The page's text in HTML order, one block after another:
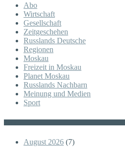
Abo
Wirtschaft
Gesellschaft
Zeitgeschehen
Russlands Deutsche
Regionen
Moskau
Freizeit in Moskau
Planet Moskau
Russlands Nachbarn
Meinung und Medien
Sport
August 2026 (7)